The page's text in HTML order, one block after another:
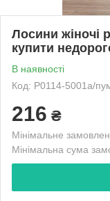
Лосини жіночі
купити
В наявності
Код: P0114-5001a/
216 ₴
Мінімальне
Мінімальна сума